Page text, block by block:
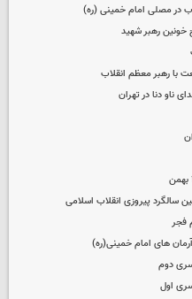
در مصلی امام خمینی (ره)
رهبر شهید
با رهبر معظم انقلاب
ناو دنا در تهران
سالگرد پیروزی انقلاب اسلامی
فجر
آرمان های امام خمینی(ره)
دوم
اول